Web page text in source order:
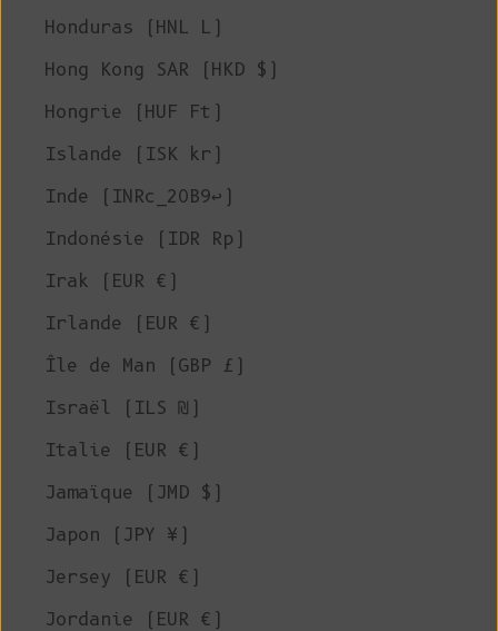
Honduras (HNL L)
Hong Kong SAR (HKD $)
Hongrie (HUF Ft)
Islande (ISK kr)
Inde (INRc_20B9↩)
Indonésie (IDR Rp)
Irak (EUR €)
Irlande (EUR €)
Île de Man (GBP £)
Israël (ILS ₪)
Italie (EUR €)
Jamaïque (JMD $)
Japon (JPY ¥)
Jersey (EUR €)
Jordanie (EUR €)